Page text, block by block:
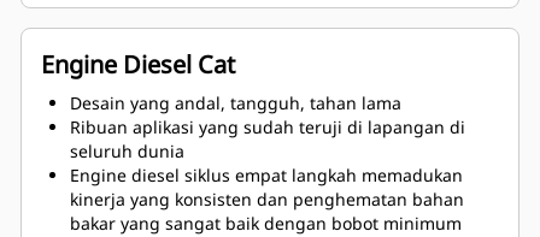
Engine Diesel Cat
Desain yang andal, tangguh, tahan lama
Ribuan aplikasi yang sudah teruji di lapangan di
seluruh dunia
Engine diesel siklus empat langkah memadukan
kinerja yang konsisten dan penghematan bahan
bakar yang sangat baik dengan bobot minimum